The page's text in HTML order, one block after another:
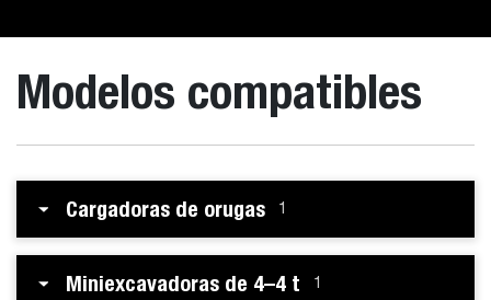
Modelos compatibles
Cargadoras de orugas 1
Miniexcavadoras de 4–4 t 1